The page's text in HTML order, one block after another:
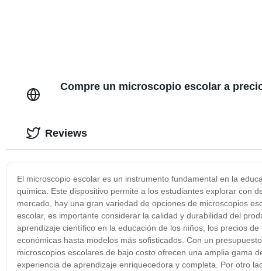
Compre un microscopio escolar a
El microscopio escolar es un instrumento fundamental en la
química. Este dispositivo permite a los estudiantes explorar con
mercado, hay una gran variedad de opciones de microscopios
escolar, es importante considerar la calidad y durabilidad del
aprendizaje científico en la educación de los niños, los precios
económicas hasta modelos más sofisticados. Con un
microscopios escolares de bajo costo ofrecen una amplia gama
experiencia de aprendizaje enriquecedora y completa. Por otro
Reviews